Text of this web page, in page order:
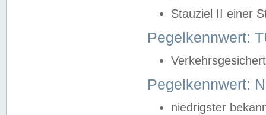
Stauziel II einer
Pegelkennwert:
Pegelkennwert:
niedrigster